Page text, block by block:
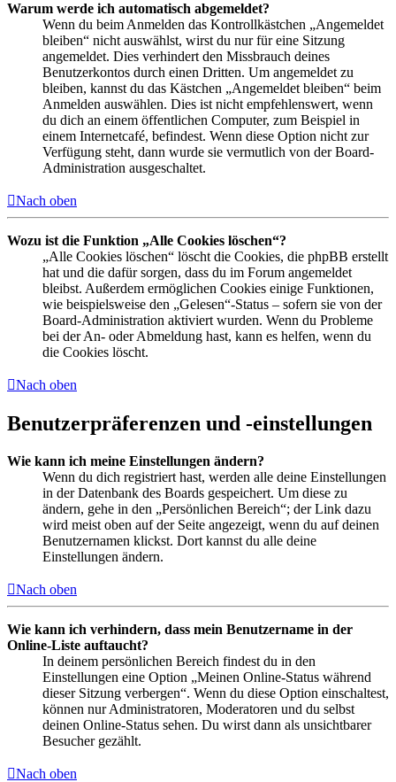
Warum werde ich automatisch abgemeldet?
Wenn du beim Anmelden das Kontrollkästchen „Angemeldet
bleiben“ nicht auswählst, wirst du nur für eine Sitzung
angemeldet. Dies verhindert den Missbrauch deines
Benutzerkontos durch einen Dritten. Um angemeldet zu
bleiben, kannst du das Kästchen „Angemeldet bleiben“ beim
Anmelden auswählen. Dies ist nicht empfehlenswert, wenn
du dich an einem öffentlichen Computer, zum Beispiel in
einem Internetcafé, befindest. Wenn diese Option nicht zur
Verfügung steht, dann wurde sie vermutlich von der Board-
Administration ausgeschaltet.
Nach oben
Wozu ist die Funktion „Alle Cookies löschen“?
„Alle Cookies löschen“ löscht die Cookies, die phpBB erstellt
hat und die dafür sorgen, dass du im Forum angemeldet
bleibst. Außerdem ermöglichen Cookies einige Funktionen,
wie beispielsweise den „Gelesen“-Status – sofern sie von der
Board-Administration aktiviert wurden. Wenn du Probleme
bei der An- oder Abmeldung hast, kann es helfen, wenn du
die Cookies löscht.
Nach oben
Benutzerpräferenzen und -einstellungen
Wie kann ich meine Einstellungen ändern?
Wenn du dich registriert hast, werden alle deine Einstellungen
in der Datenbank des Boards gespeichert. Um diese zu
ändern, gehe in den „Persönlichen Bereich“; der Link dazu
wird meist oben auf der Seite angezeigt, wenn du auf deinen
Benutzernamen klickst. Dort kannst du alle deine
Einstellungen ändern.
Nach oben
Wie kann ich verhindern, dass mein Benutzername in der
Online-Liste auftaucht?
In deinem persönlichen Bereich findest du in den
Einstellungen eine Option „Meinen Online-Status während
dieser Sitzung verbergen“. Wenn du diese Option einschaltest,
können nur Administratoren, Moderatoren und du selbst
deinen Online-Status sehen. Du wirst dann als unsichtbarer
Besucher gezählt.
Nach oben